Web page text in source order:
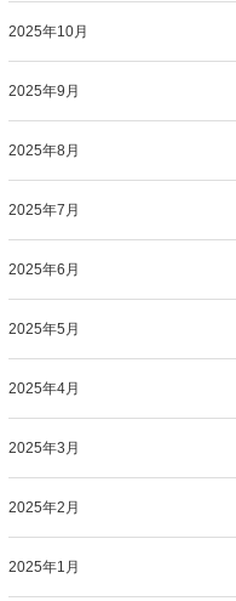
2025年10月
2025年9月
2025年8月
2025年7月
2025年6月
2025年5月
2025年4月
2025年3月
2025年2月
2025年1月